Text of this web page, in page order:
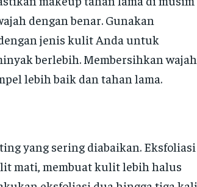
dengan benar. Gunakan
jenis kulit Anda untuk
berlebih. Membersihkan wajah
lebih baik dan tahan lama.
yang sering diabaikan. Eksfoliasi
mati, membuat kulit lebih halus